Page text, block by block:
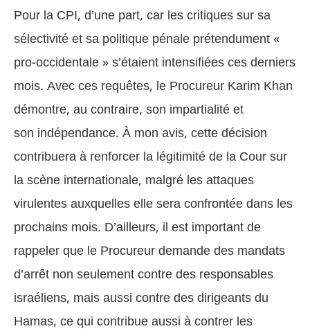
Pour la CPI, d’une part, car les critiques sur sa
sélectivité et sa politique pénale prétendument «
pro-occidentale » s’étaient intensifiées ces derniers
mois. Avec ces requêtes, le Procureur Karim Khan
démontre, au contraire, son impartialité et
son indépendance. À mon avis, cette décision
contribuera à renforcer la légitimité de la Cour sur
la scène internationale, malgré les attaques
virulentes auxquelles elle sera confrontée dans les
prochains mois. D’ailleurs, il est important de
rappeler que le Procureur demande des mandats
d’arrêt non seulement contre des responsables
israéliens, mais aussi contre des dirigeants du
Hamas, ce qui contribue aussi à contrer les